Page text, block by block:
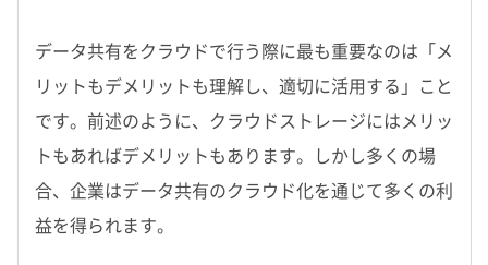
データ共有をクラウドで行う際に最も重要なのは「メ
リットもデメリットも理解し、適切に活用する」こと
です。前述のように、クラウドストレージにはメリッ
トもあればデメリットもあります。しかし多くの場
合、企業はデータ共有のクラウド化を通じて多くの利
益を得られます。